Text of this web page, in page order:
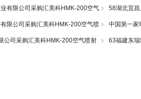
射筛一套
有限公司采购汇美科HMK-200空气
58湖北宜
气喷射筛一套
限公司采购汇美科HMK-200空气喷
中国第一家
公司采购汇美科HMK-200空气喷射
63福建东